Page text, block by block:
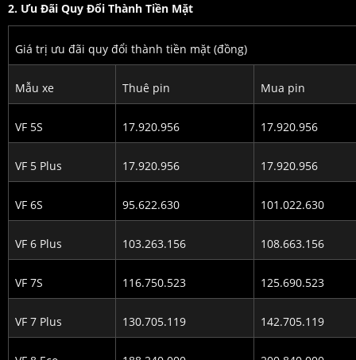
2. Ưu Đãi Quy Đổi Thành Tiền Mặt
Giá trị ưu đãi quy đổi thành tiền mặt (đồng)
Mẫu xe Thuê pin Mua pin
VF 5S 17.920.956 17.920.956
VF 5 Plus 17.920.956 17.920.956
VF 6S 95.622.630 101.022.630
VF 6 Plus 103.263.156 108.663.156
VF 7S 116.750.523 125.690.523
VF 7 Plus 130.705.119 142.705.119